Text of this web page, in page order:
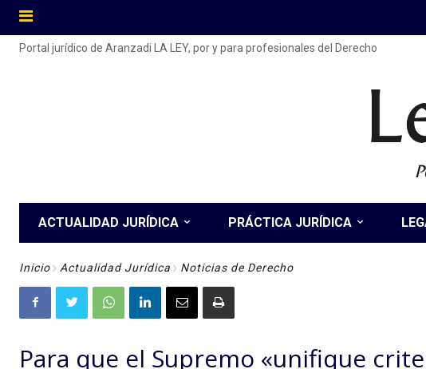
Portal jurídico de Aranzadi LA LEY, por y para profesionales del Derecho
ACTUALIDAD JURÍDICA PRÁCTICA JURÍDICA
Inicio Actualidad Jurídica Noticias de Derecho
Para que el Supremo «unifique